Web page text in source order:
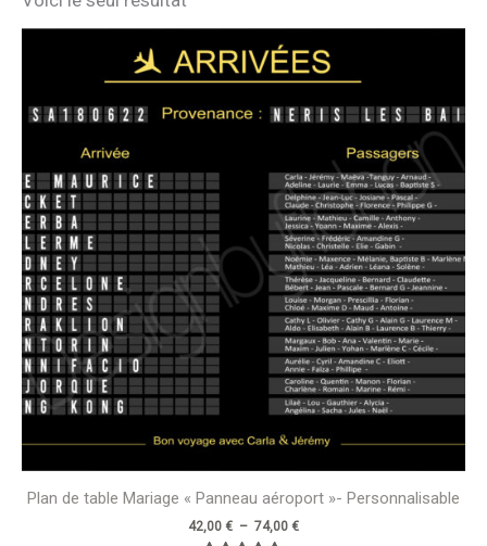
Plan de table Mariage « Panneau aéroport »- Personnalisable
42,00 € – 74,00 €
Plage
de
prix :
42,00 €
74,00 €